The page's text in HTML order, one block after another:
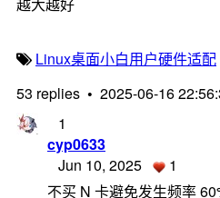
Linux桌面小白用户硬件适配
53 replies • 2025-06-16
1
cyp0633
Jun 10, 2025
1
不买 N 卡避免发生频率